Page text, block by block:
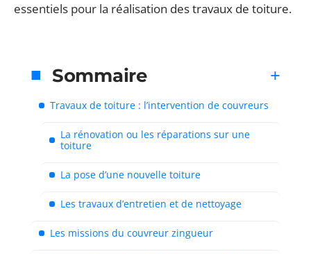
essentiels pour la réalisation des travaux de toiture.
Sommaire
Travaux de toiture : l’intervention de couvreurs
La rénovation ou les réparations sur une
toiture
La pose d’une nouvelle toiture
Les travaux d’entretien et de nettoyage
Les missions du couvreur zingueur